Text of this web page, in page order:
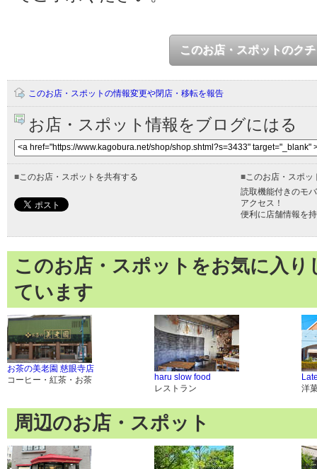
このお店・スポットのク
このお店・スポットの情報変更や閉店・移転を報告
お店・スポット情報をブログにはる
■ このお店・スポットを共有する ■ このお店・スポ
読取機能付きのモ
アクセス！
便利に店舗情報を
このお店・スポットをお気に入
ています
お茶の美老園 慈眼寺店
コーヒー・紅茶・お茶
haru slow food
レストラン
洋
周辺のお店・スポット